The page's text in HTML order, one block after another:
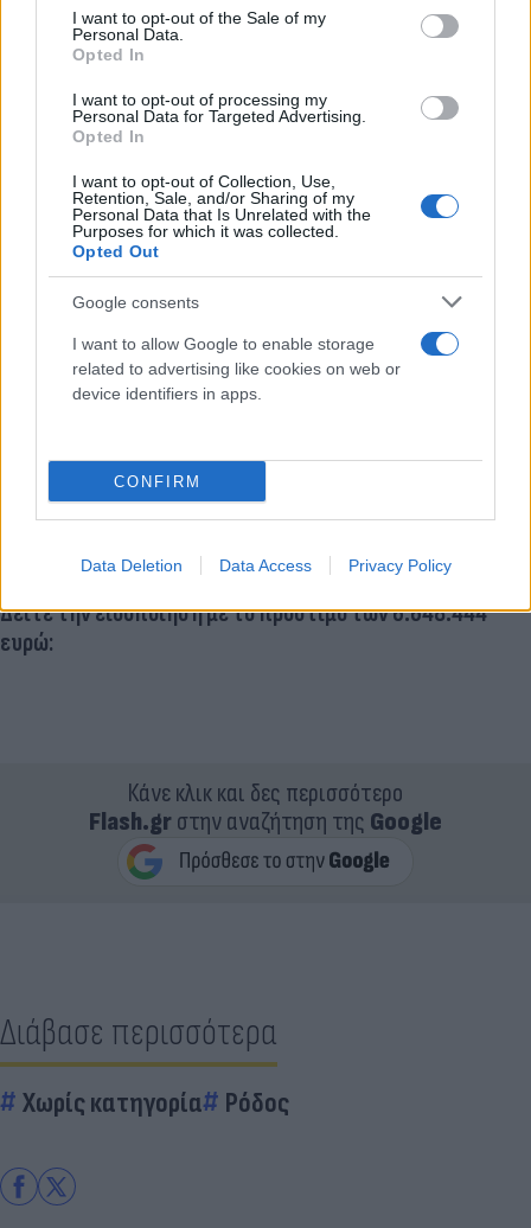
consent section.
I want to opt-out of the Sale of my
Personal Data.
Opted In
I want to opt-out of processing my
Personal Data for Targeted Advertising.
Opted In
I want to opt-out of Collection, Use,
Retention, Sale, and/or Sharing of my
Personal Data that Is Unrelated with the
Purposes for which it was collected.
Opted Out
Google consents
I want to allow Google to enable storage
related to advertising like cookies on web or
device identifiers in apps.
CONFIRM
Data Deletion Data Access Privacy Policy
ότι θα το τακτοποιήσουν αφού προφανώς και
επρόκειτο περί λάθους. Και εκεί τελείωσε η
Δείτε την ειδοποίηση με το πρόστιμο των 6.648.444
ευρώ:
Κάνε κλικ και δες περισσότερο
Flash.grστην αναζήτηση της Google
Διάβασε περισσότερα
Χωρίς κατηγορία Ρόδος